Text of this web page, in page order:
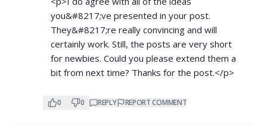
you&#8217;ve presented in your post.
They&#8217;re really convincing and will
certainly work. Still, the posts are very short
for newbies. Could you please extend them a
bit from next time? Thanks for the post.</p>
0 0 REPLY REPORT COMMENT